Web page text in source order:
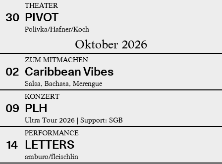
30
THEATER
PIVOT
Polivka/Hafner/Koch
Oktober 2026
02
ZUM MITMACHEN
Caribbean Vibes
Salsa, Bachata, Merengue
09
KONZERT
PLH
Ultra Tour 2026 | Support: SGB
14
PERFORMANCE
LETTERS
amburo/fleischlin